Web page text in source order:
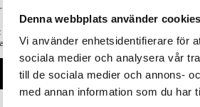
Denna webbplats använder cookies
Vi använder enhetsidentifierare för
sociala medier och analysera vår
till de sociala medier och annons-
med annan information som du har
och spänningsloggers med 8
mätning av spänning mellan
A ac. Modell L412 har
strömtänger.
kr
LÄS MER